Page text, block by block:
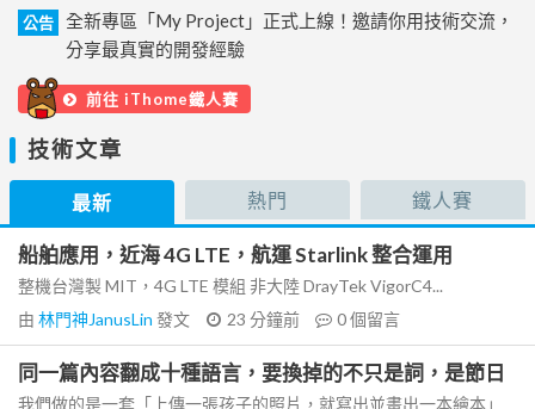
公告
全新專區「My Project」正式上線！邀請你用技術交流，
分享最真實的開發經驗
前往 iThome鐵人賽
技術文章
最新 熱門 鐵人賽
船舶應用，近海 4G LTE，航運 Starlink 整合運用
整機台灣製 MIT，4G LTE 模組 非大陸 DrayTek VigorC4...
由 林門神JanusLin 發文 23 分鐘前 0個留言
同一篇內容翻成十種語言，要換掉的不只是詞，是節日
我們做的是一套「上傳一張孩子的照片，就寫出並畫出一本繪本」